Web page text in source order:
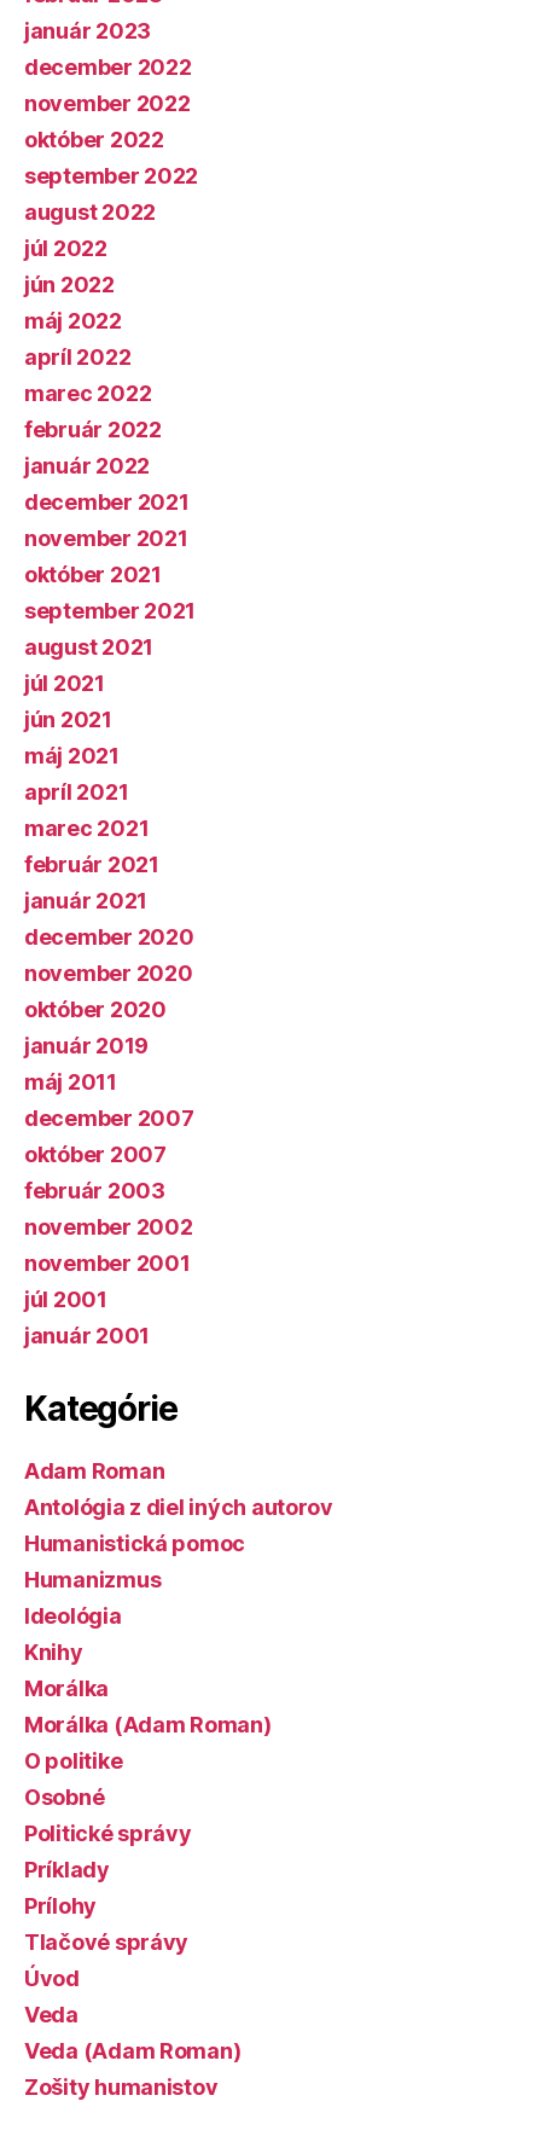
január 2023
december 2022
november 2022
október 2022
september 2022
august 2022
júl 2022
jún 2022
máj 2022
apríl 2022
marec 2022
február 2022
január 2022
december 2021
november 2021
október 2021
september 2021
august 2021
júl 2021
jún 2021
máj 2021
apríl 2021
marec 2021
február 2021
január 2021
december 2020
november 2020
október 2020
január 2019
máj 2011
december 2007
október 2007
február 2003
november 2002
november 2001
júl 2001
január 2001
Kategórie
Adam Roman
Antológia z diel iných autorov
Humanistická pomoc
Humanizmus
Ideológia
Knihy
Morálka
Morálka (Adam Roman)
O politike
Osobné
Politické správy
Príklady
Prílohy
Tlačové správy
Úvod
Veda
Veda (Adam Roman)
Zošity humanistov